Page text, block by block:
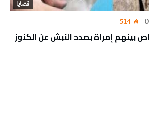
قضايا
514
ضبط 6 أشخاص بينهم إمراة بصدد النبش عن الكنوز